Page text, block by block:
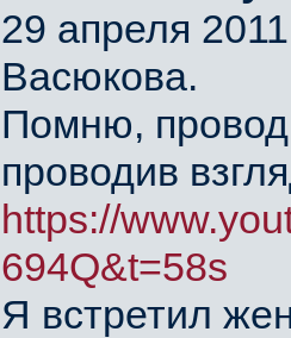
29 апреля
Васюкова.
Помню,
проводив
https://
694Q&t=58s
Я встретил